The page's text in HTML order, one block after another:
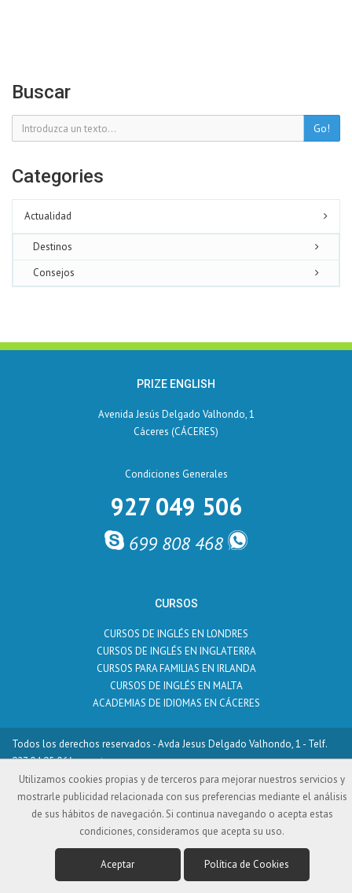
Utilizamos cookies propias y de terceros para mejorar nuestros servicios y
mostrarle publicidad relacionada con sus preferencias mediante el análisis
de sus hábitos de navegación. Si continua navegando o acepta estas
condiciones, consideramos que acepta su uso.
Aceptar Política de Cookies
Buscar
Go!
Categories
Actualidad
Destinos
Consejos
PRIZE ENGLISH
Avenida Jesús Delgado Valhondo, 1
Cáceres (CÁCERES)
Condiciones Generales
927 049 506
699 808 468
CURSOS
CURSOS DE INGLÉS EN LONDRES
CURSOS DE INGLÉS EN INGLATERRA
CURSOS PARA FAMILIAS EN IRLANDA
CURSOS DE INGLÉS EN MALTA
ACADEMIAS DE IDIOMAS EN CÁCERES
Todos los derechos reservados - Avda Jesus Delgado Valhondo, 1 - Telf.
927 04 95 06Azuanet
¿Por qué Prize English?/Consejos importantes /Cómo Reservar/
Actualidad/Contactar